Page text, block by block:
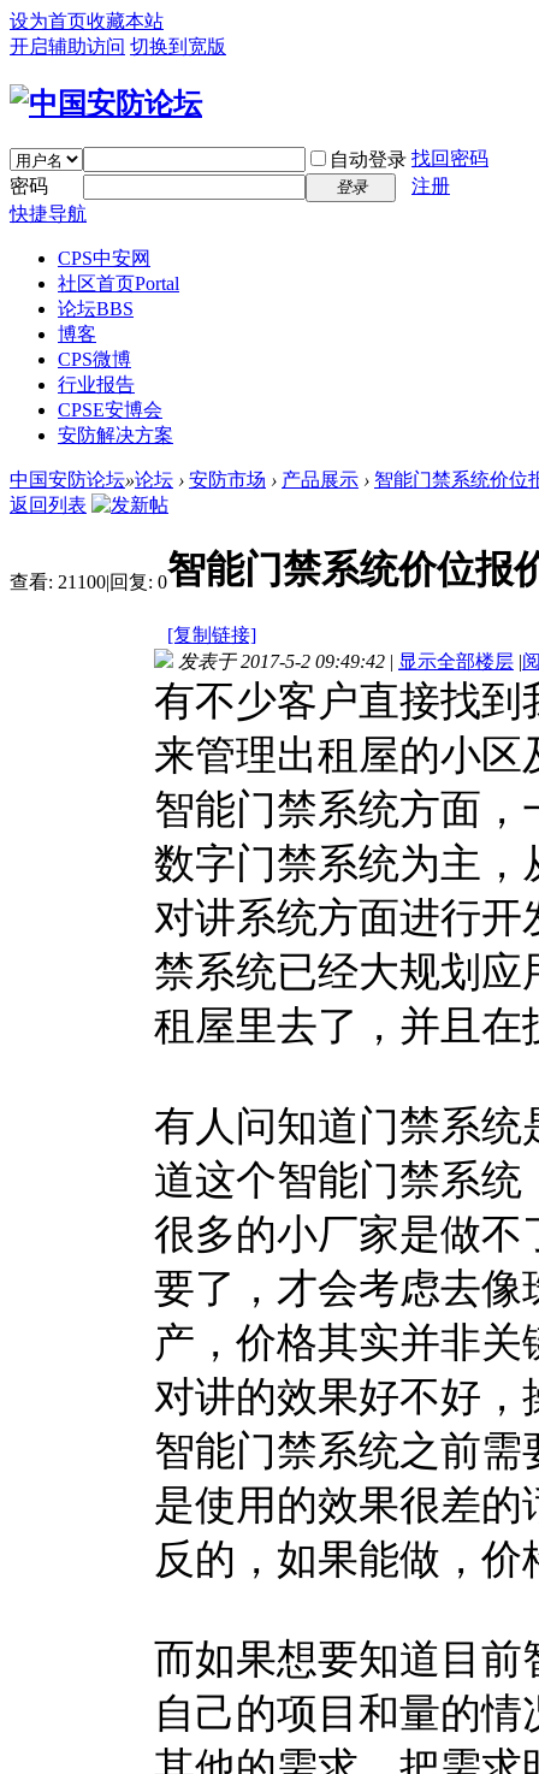
设为首页收藏本站
开启辅助访问 切换到宽版
自动登录 找回密码
密码
登录
注册
快捷导航
CPS中安网
社区首页Portal
论坛BBS
博客
CPS微博
行业报告
CPSE安博会
安防解决方案
中国安防论坛»论坛 › 安防市场 › 产品展示 › 智能门禁系统价位
返回列表
查看: 21100|回复: 0智能门禁系统价位报
[复制链接]
发表于 2017-5-2 09:49:42 | 显示全部楼层 |
有不少客户直接找
来管理出租屋的小
智能门禁系统方面
数字门禁系统为主
对讲系统方面进行
禁系统已经大规划
租屋里去了，并且
有人问知道门禁系
道这个智能门禁系
很多的小厂家是做
要了，才会考虑去
产，价格其实并非
对讲的效果好不好
智能门禁系统之前
是使用的效果很差
反的，如果能做，
而如果想要知道目
自己的项目和量的